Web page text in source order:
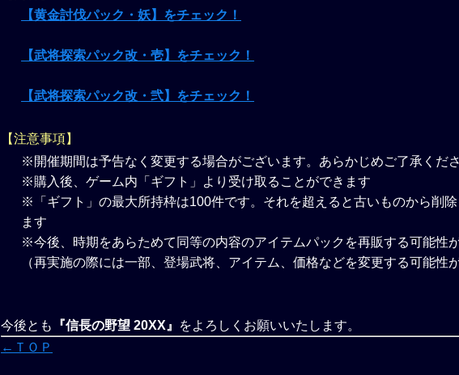
【黄金討伐パック・妖】をチェック！
【武将探索パック改・壱】をチェック！
【武将探索パック改・弐】をチェック！
【注意事項】
※開催期間は予告なく変更する場合がございます。あらかじめご了承くだ
※購入後、ゲーム内「ギフト」より受け取ることができます
※「ギフト」の最大所持枠は100件です。それを超えると古いものから削
ます
※今後、時期をあらためて同等の内容のアイテムパックを再販する可能性
（再実施の際には一部、登場武将、アイテム、価格などを変更する可能性
今後とも 『信長の野望 20XX』
をよろしくお願いいたします。
←ＴＯＰ